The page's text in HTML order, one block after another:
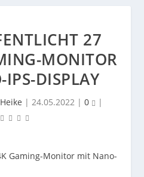
27
MONITOR
DISPLAY
| 24.05.2022| 0 |